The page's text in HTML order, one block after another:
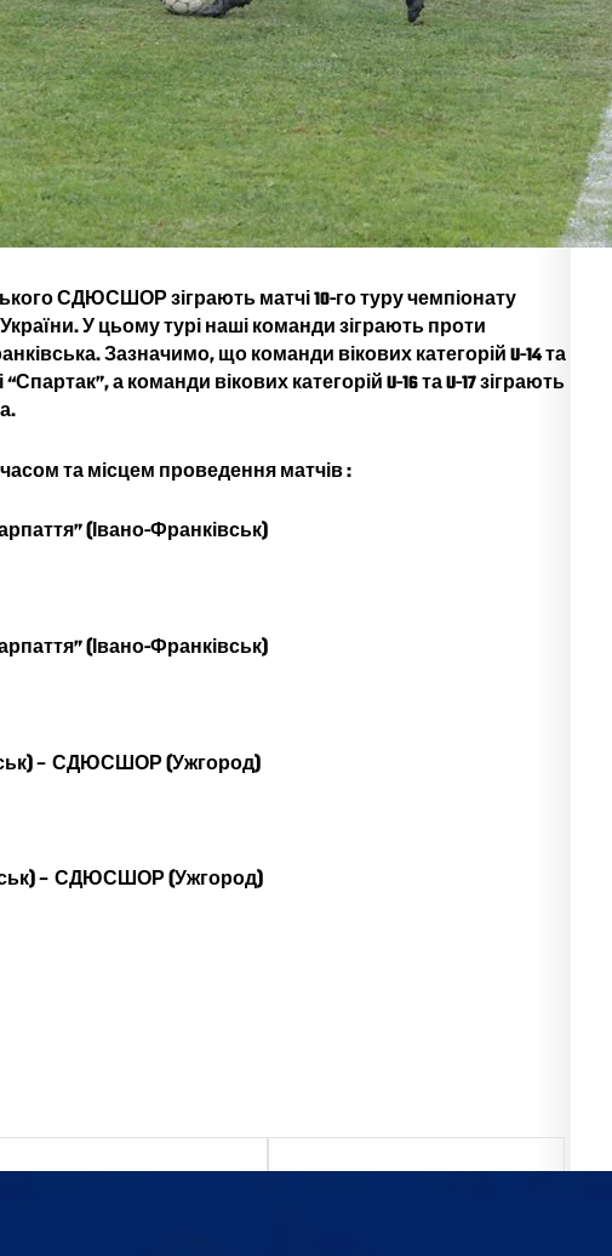
СДЮСШОР зіграють матчі 10-го туру чемпіонату
. У цьому турі наші команди зіграють проти
Зазначимо, що команди вікових категорій U-14 та
а команди вікових категорій U-16 та U-17 зіграють
та місцем проведення матчів :
(Івано-Франківськ)
(Івано-Франківськ)
– СДЮСШОР (Ужгород)
– СДЮСШОР (Ужгород)